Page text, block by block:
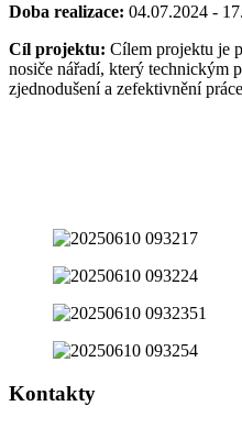
Doba realizace: 04.07.2024 -
Cíl projektu: Cílem projektu je
nosiče nářadí, který technickým
zjednodušení a zefektivnění
Kontakty